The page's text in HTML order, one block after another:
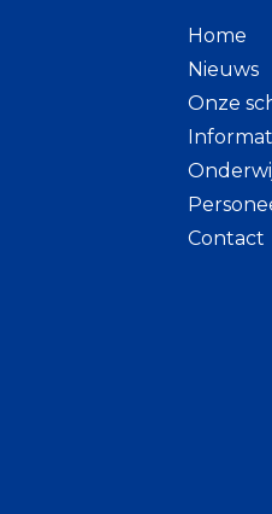
Home
Nieuws
Onze
Contact